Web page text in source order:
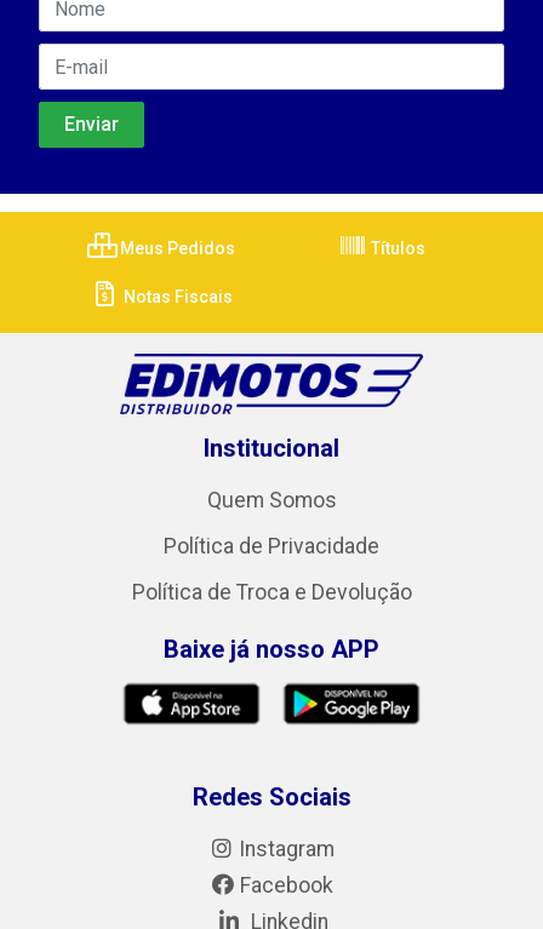
Meus Pedidos Títulos
Notas Fiscais
Institucional
Quem Somos
Política de Privacidade
Política de Troca e Devolução
Baixe já nosso APP
Redes Sociais
Instagram
Facebook
Linkedin